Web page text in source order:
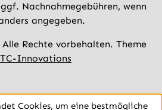
Nachnahmegebühren, wenn
angegeben.
Rechte vorbehalten. Theme
TC-Innovations
Cookies, um eine bestmögliche